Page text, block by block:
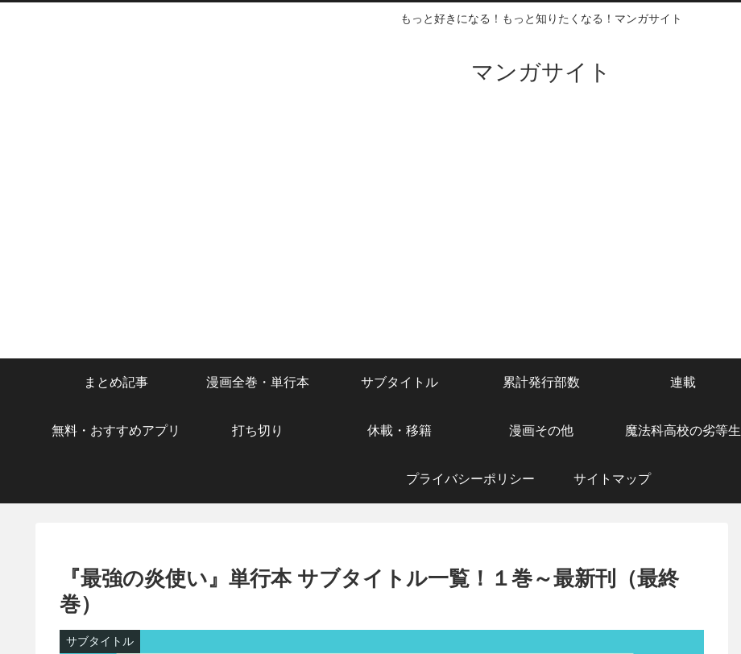
もっと好きになる！もっと知りたくなる！マンガサイト
マンガサイト
まとめ記事 漫画全巻・単行本 サブタイトル 累計発行部数 連載
無料・おすすめアプリ 打ち切り 休載・移籍 漫画その他 魔法科高校の劣等生
プライバシーポリシー サイトマップ
『最強の炎使い』単行本 サブタイトル一覧！１巻～最新刊（最終
巻）
サブタイトル